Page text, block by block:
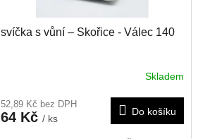
svíčka s vůní – Skořice - Válec 140
Skladem
52,89 Kč bez DPH
64 Kč / ks
Do košíku